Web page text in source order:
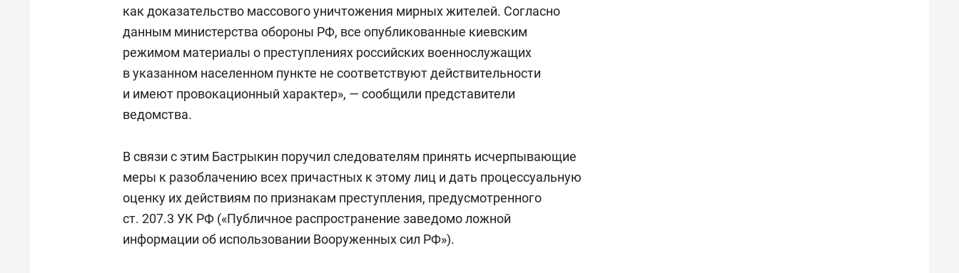
как доказательство массового уничтожения мирных жителей. Согласно
данным министерства обороны РФ, все опубликованные киевским
режимом материалы о преступлениях российских военнослужащих
в указанном населенном пункте не соответствуют действительности
и имеют провокационный характер», — сообщили представители
ведомства.
В связи с этим Бастрыкин поручил следователям принять исчерпывающие
меры к разоблачению всех причастных к этому лиц и дать процессуальную
оценку их действиям по признакам преступления, предусмотренного
ст. 207.3 УК РФ («Публичное распространение заведомо ложной
информации об использовании Вооруженных сил РФ»).